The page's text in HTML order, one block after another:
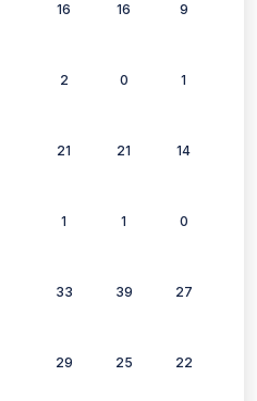
16 16 9
2 0 1
21 21 14
1 1 0
33 39 27
29 25 22